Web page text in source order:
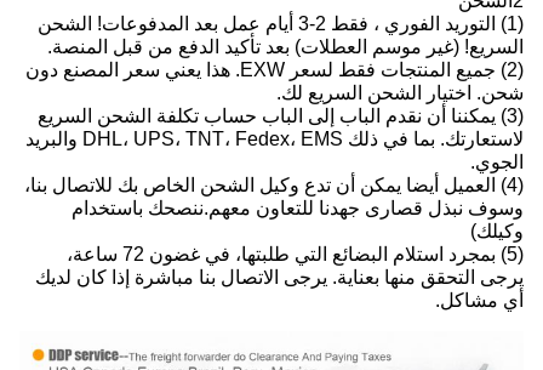
(1) التوريد الفوري ، فقط 2-3 أيام عمل بعد المدفوعات! الشحن
السريع! (غير موسم العطلات) بعد تأكيد الدفع من قبل المنصة.
(2) جميع المنتجات فقط لسعر EXW. هذا يعني سعر المصنع دون
شحن. اختيار الشحن السريع لك.
(3) يمكننا أن نقدم الباب إلى الباب حساب تكلفة الشحن السريع
لاستعارتك. بما في ذلك DHL، UPS، TNT، Fedex، EMS والبريد
الجوي.
(4) العميل أيضا يمكن أن تدع وكيل الشحن الخاص بك للاتصال بنا،
وسوف نبذل قصارى جهدنا للتعاون معهم.ننصحك باستخدام
وكيلك)
(5) بمجرد استلام البضائع التي طلبتها، في غضون 72 ساعة،
يرجى التحقق منها بعناية. يرجى الاتصال بنا مباشرة إذا كان لديك
أي مشاكل.